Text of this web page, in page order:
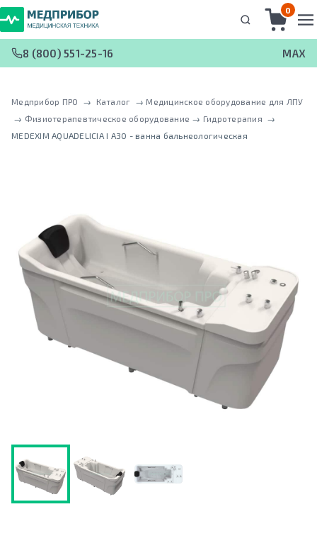
0
8 (800) 551-25-16 MAX
Медприбор ПРО → Каталог → Медицинское оборудование для ЛПУ
→ Физиотерапевтическое оборудование → Гидротерапия →
MEDEXIM AQUADELICIA I A30 - ванна бальнеологическая